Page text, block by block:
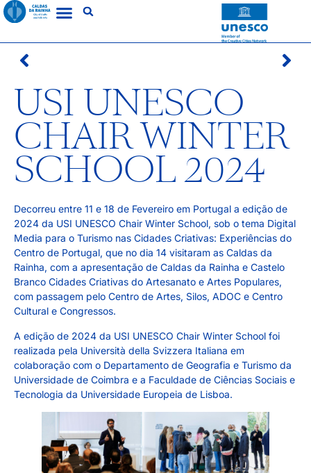
USI UNESCO
CHAIR WINTER
SCHOOL 2024
Decorreu entre 11 e 18 de Fevereiro em Portugal a edição de
2024 da USI UNESCO Chair Winter School, sob o tema Digital
Media para o Turismo nas Cidades Criativas: Experiências do
Centro de Portugal, que no dia 14 visitaram as Caldas da
Rainha, com a apresentação de Caldas da Rainha e Castelo
Branco Cidades Criativas do Artesanato e Artes Populares,
com passagem pelo Centro de Artes, Silos, ADOC e Centro
Cultural e Congressos.
A edição de 2024 da USI UNESCO Chair Winter School foi
realizada pela Università della Svizzera Italiana em
colaboração com o Departamento de Geografia e Turismo da
Universidade de Coimbra e a Faculdade de Ciências Sociais e
Tecnologia da Universidade Europeia de Lisboa.